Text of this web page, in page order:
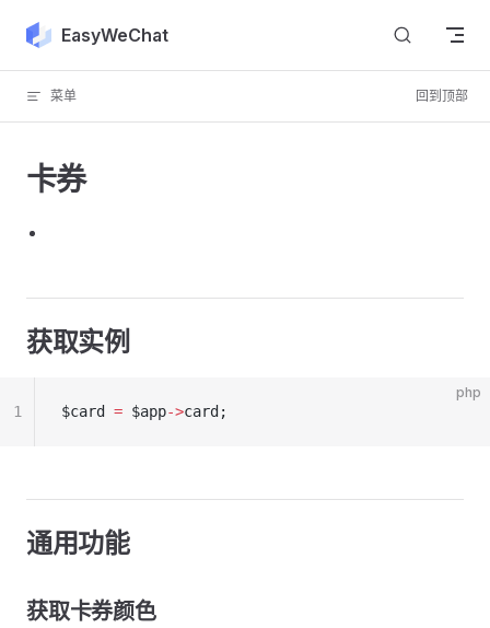
Skip to content
EasyWeChat
菜单 回到顶部
卡券
获取实例
php
$card = $app->card;
1
通用功能
获取卡券颜色